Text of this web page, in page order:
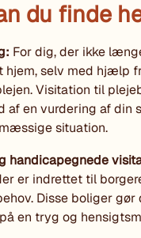
du finde
For dig, der ikke
hjem, selv med hjælp
Visitation til
af en vurdering af din
situation.
handicapegnede
er indrettet til
Disse boliger
en tryg og